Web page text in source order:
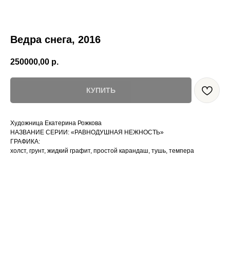
Ведра снега, 2016
250000,00 р.
КУПИТЬ
Художница Екатерина Рожкова
НАЗВАНИЕ СЕРИИ: «РАВНОДУШНАЯ НЕЖНОСТЬ»
ГРАФИКА:
холст, грунт, жидкий графит, простой карандаш, тушь, темпера